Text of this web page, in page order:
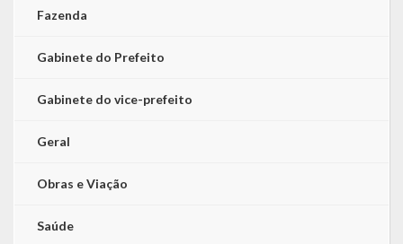
Fazenda
Gabinete do Prefeito
Gabinete do vice-prefeito
Geral
Obras e Viação
Saúde